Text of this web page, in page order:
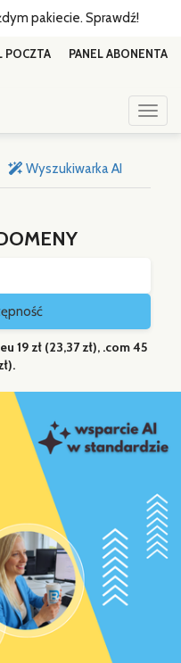
pakiecie. Sprawdź!
PANEL ABONENTA
POCZTA
Wyszukiwarka AI
19 zł (23,37 zł), .com 45